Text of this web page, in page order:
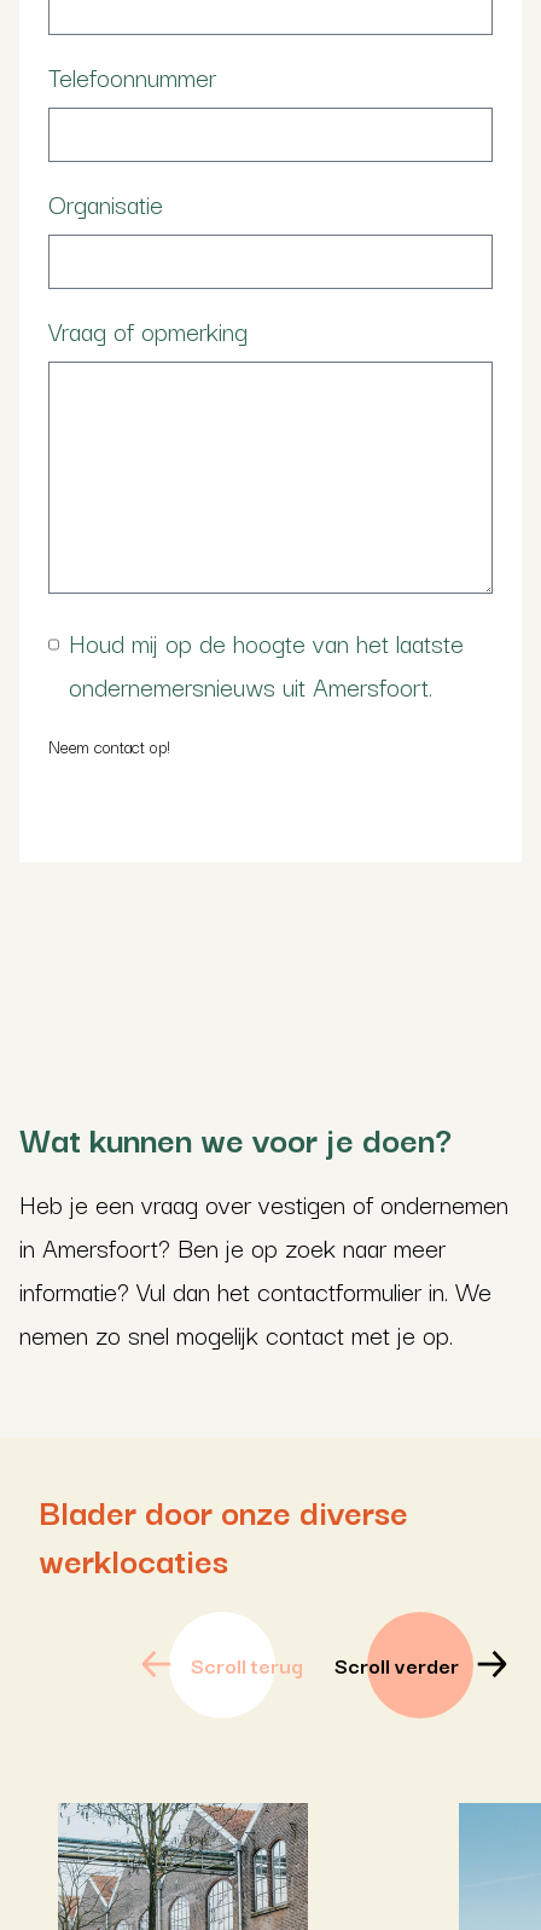
Telefoonnummer
Organisatie
Vraag of opmerking
Houd mij op de hoogte van het laatste
ondernemersnieuws uit Amersfoort.
Wat kunnen we voor je doen?
Heb je een vraag over vestigen of ondernemen
in Amersfoort? Ben je op zoek naar meer
informatie? Vul dan het contactformulier in. We
nemen zo snel mogelijk contact met je op.
Blader door onze diverse
werklocaties
Scroll terug Scroll verder